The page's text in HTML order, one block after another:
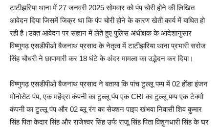
टाटीझरिया थाना में 27 जनवरी 2025 सोमवार को पंप चोरी होने की लिखित
आवेदन दिया जिसमें जिक्र था कि पंप चोरी होने के कारण खेती कार्य में बाधित हो
रही है।उक्त आवेदन पर संज्ञान में लेते हुए पुलिस अधीक्षक के आदेशानुसार
विष्णुगढ़ एसडीपीओ बैजनाथ प्रसाद के नेतृत्व में टाटीझरिया थाना प्रभारी सरोज
सिंह चौधरी ने छापामारी कर 18 घंटे के अंदर मामला का उद्भेदन कर दिया।
विष्णुगढ़ एसडीपीओ बैजनाथ प्रसाद ने बताया कि पांच टुल्लू पम्प में 02 होंडा इंजन
मोनोसेट पंप, एक महेंद्रा कंपनी का टुल्लू पंप एक CRI का टुल्लू पम्प एक टेक्मो
कंपनी का टुल्लू पंप और 02 ब्लू रंग का सेक्शन पाइप खंभवा निवासी शिव कुमार
सिंह पिता केदार सिंह और राजेश्वर सिंह उर्फ राजू सिंह पिता विशुनधारी सिंह के घर